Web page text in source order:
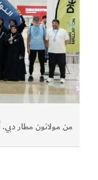
من مولاثون مطار دبي.